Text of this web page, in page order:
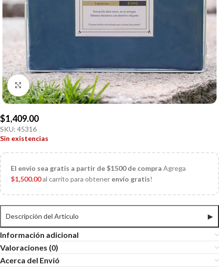
Click to enlarge
$1,409.00
SKU: 45316
Sin existencias
El envío sea gratis a partir de $1500 de compra Agrega
$1,500.00al carrito para obtener envío gratis!
Descripción del Articulo ▶
Información adicional
Valoraciones (0)
Acerca del Envió